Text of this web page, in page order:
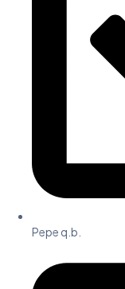
Pepe q.b.